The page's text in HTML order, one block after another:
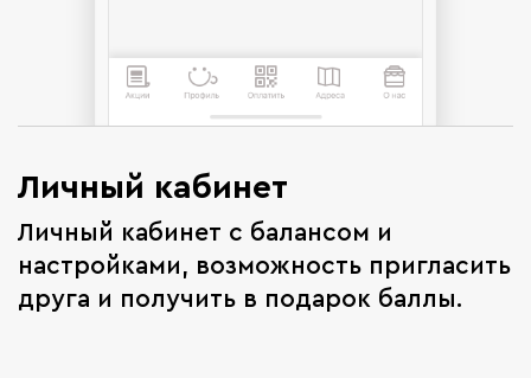
Личный кабинет
Личный кабинет с балансом и
настройками, возможность пригласить
друга и получить в подарок баллы.